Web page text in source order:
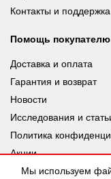
Контакты и поддержка
Помощь покупателю
Доставка и оплата
Гарантия и возврат
Новости
Исследования и
Политика
Акции
Мы используем